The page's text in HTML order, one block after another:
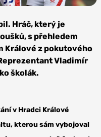
Hráč, který je
s přehledem
Králové z pokutového
Vladimír
školák.
v Hradci Králové
kterou sám vybojoval